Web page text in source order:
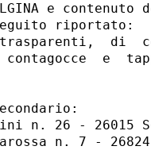
e contenuto
riportato:
di
contagocce  e
n. 26 - 26015
n. 7 -